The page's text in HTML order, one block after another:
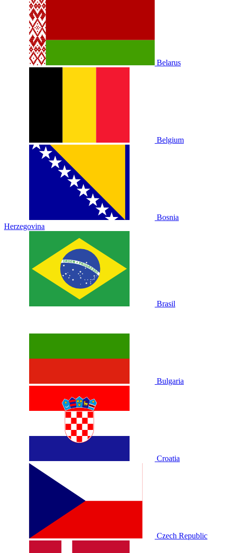
Belarus
Belgium
Bosnia
Herzegovina
Brasil
Bulgaria
Croatia
Czech Republic